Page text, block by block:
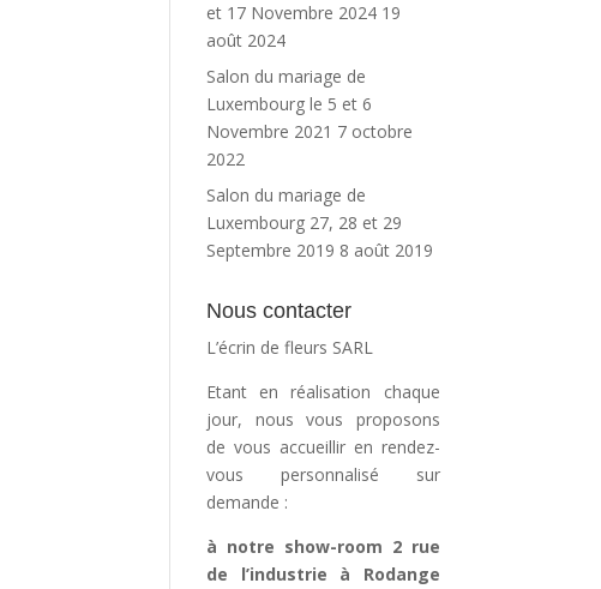
et 17 Novembre 2024 19
août 2024
Salon du mariage de
Luxembourg le 5 et 6
Novembre 2021 7 octobre
2022
Salon du mariage de
Luxembourg 27, 28 et 29
Septembre 2019 8 août 2019
Nous contacter
L’écrin de fleurs SARL
Etant en réalisation chaque
jour, nous vous proposons
de vous accueillir en rendez-
vous personnalisé sur
demande :
à notre show-room 2 rue
de l’industrie à Rodange